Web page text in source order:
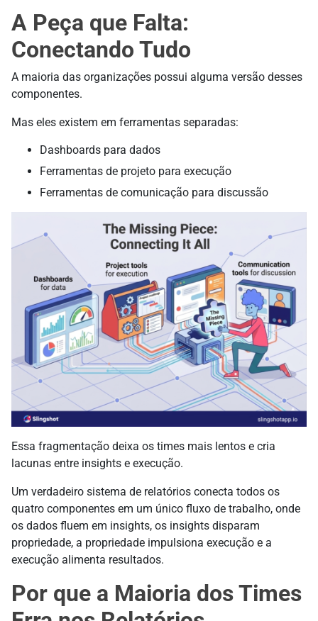
A Peça que Falta:
Conectando Tudo
A maioria das organizações possui alguma versão desses
componentes.
Mas eles existem em ferramentas separadas:
Dashboards para dados
Ferramentas de projeto para execução
Ferramentas de comunicação para discussão
Essa fragmentação deixa os times mais lentos e cria
lacunas entre insights e execução.
Um verdadeiro sistema de relatórios conecta todos os
quatro componentes em um único fluxo de trabalho, onde
os dados fluem em insights, os insights disparam
propriedade, a propriedade impulsiona execução e a
execução alimenta resultados.
Por que a Maioria dos Times